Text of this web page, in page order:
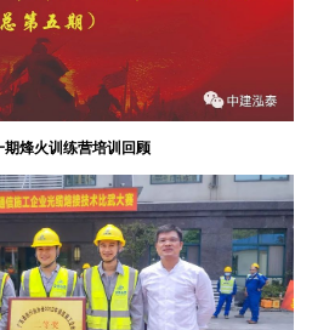
期烽火训练营培训回顾